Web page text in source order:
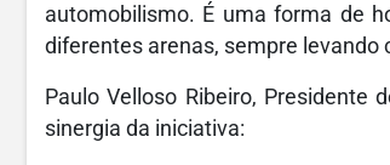
automobilismo. É uma forma de
diferentes arenas, sempre levando
Paulo Velloso Ribeiro, Presidente
sinergia da iniciativa: